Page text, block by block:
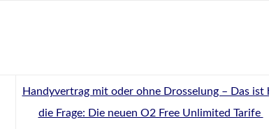
Handyvertrag mit oder ohne Drosselung – Das ist
die Frage: Die neuen O2 Free Unlimited Tarife